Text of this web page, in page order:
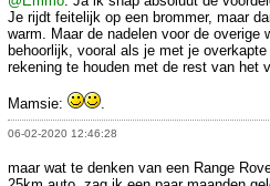
Je rijdt feitelijk op een brommer, maar
warm. Maar de nadelen voor de overige
behoorlijk, vooral als je met je
rekening te houden met de rest van het
Mamsie: .
06-02-2020 12:46:28
maar wat te denken van een Range